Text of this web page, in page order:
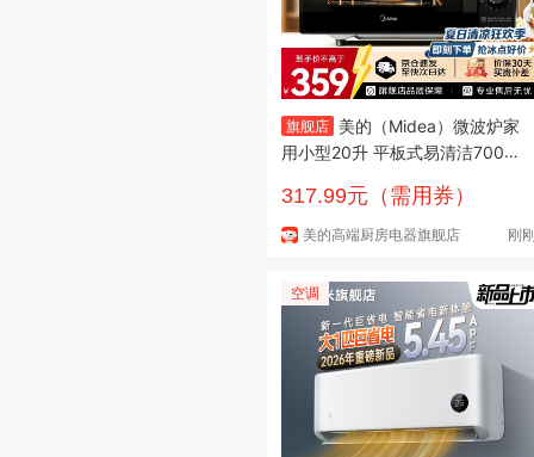
旗舰店
美的（Midea）微波炉家
用小型20升 平板式易清洁700W
旋扭简易操作 20L五档火力调节
317.99元（需用券）
美的高端厨房电器旗舰店 刚
空调